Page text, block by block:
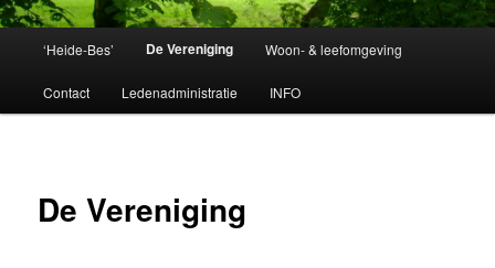
‘Heide-Bes’ De Vereniging Woon- & leefomgeving
Contact Ledenadministratie INFO
De Vereniging